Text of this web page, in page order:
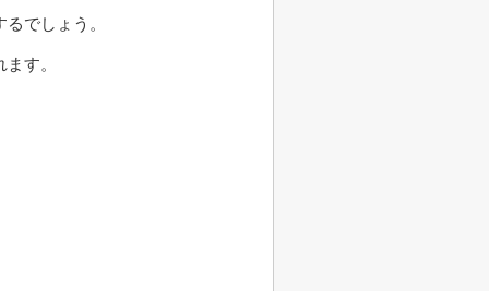
でしょう。
す。